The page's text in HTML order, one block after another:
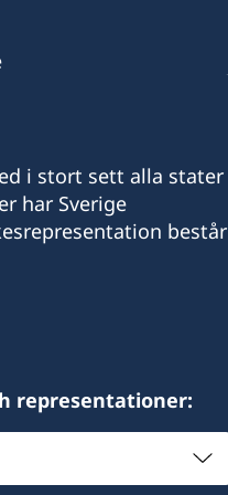
i stort sett alla stater
har Sverige
består
representationer: